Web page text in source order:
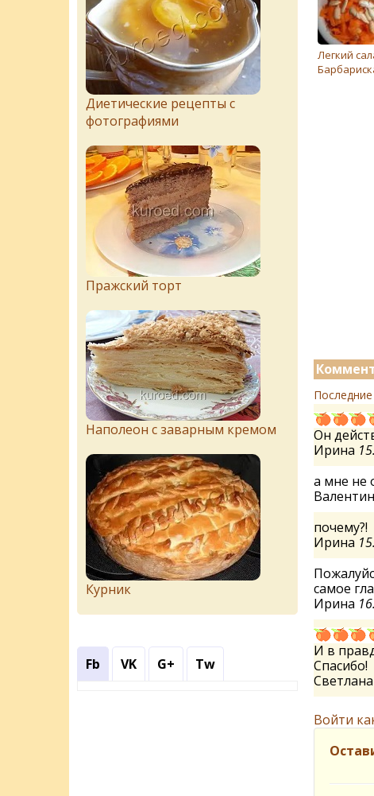
Легкий
Последние
Он
Ирина
а мне не
почему?!
Ирина
самое
Ирина
И в
Спасибо!
Светлана
Войти
Диетические рецепты с
фотографиями
Пражский торт
Наполеон с заварным кремом
Курник
Fb VK G+ Tw